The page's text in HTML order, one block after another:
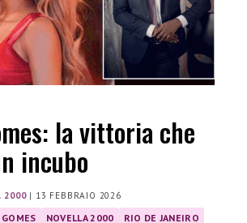
la vittoria che
incubo
2000| 13 FEBBRAIO 2026
GOMES NOVELLA 2000
RIO DE JANEIRO